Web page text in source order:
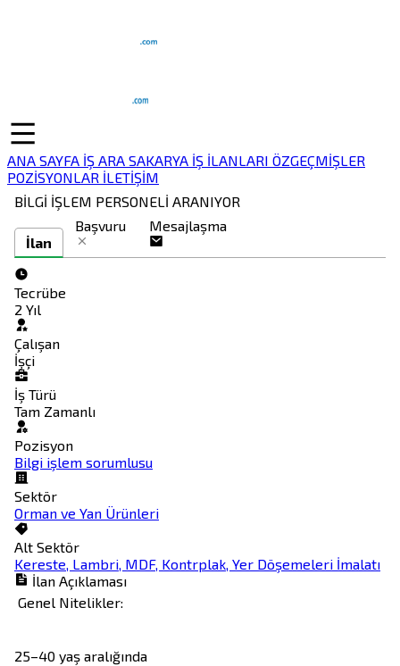
ANA SAYFA İŞ ARA SAKARYA İŞ İLANLARI ÖZGEÇMİŞLER
POZİSYONLAR İLETİŞİM
BİLGİ İŞLEM PERSONELİ ARANIYOR
İlan
Başvuru Mesajlaşma
Tecrübe
2 Yıl
Çalışan
İşçi
İş Türü
Tam Zamanlı
Pozisyon
Bilgi işlem sorumlusu
Sektör
Orman ve Yan Ürünleri
Alt Sektör
Kereste, Lambri, MDF, Kontrplak, Yer Döşemeleri İmalatı
İlan Açıklaması
25–40 yaş aralığında